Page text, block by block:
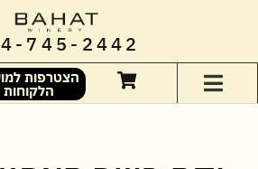
745-2442
הצטרפות
הלקוחות